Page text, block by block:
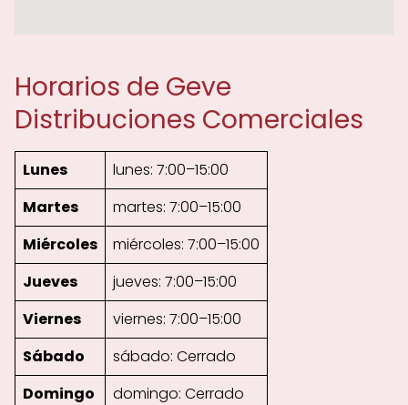
Horarios de Geve
Distribuciones Comerciales
Lunes
lunes: 7:00–15:00
Martes
martes: 7:00–15:00
Miércoles
miércoles: 7:00–15:00
Jueves
jueves: 7:00–15:00
Viernes
viernes: 7:00–15:00
Sábado
sábado: Cerrado
Domingo
domingo: Cerrado